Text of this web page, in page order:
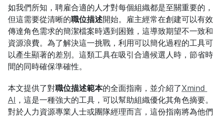
如我們所知，聘雇合適的人才對每個組織都是至關重要的，
但這需要從清晰的職位描述開始。雇主經常在創建可以有效
傳達角色需求的簡潔檔案時遇到困難，這導致期望不一致和
資源浪費。為了解決這一挑戰，利用可以簡化過程的工具可
以產生顯著的差別。這類工具在吸引合適候選人時，節省時
間的同時確保準確性。
本文提供了對職位描述範本的全面指南，並介紹了Xmind
AI ，這是一種強大的工具，可以幫助組織優化其角色摘要。
對於人力資源專業人士或團隊經理而言，這份指南將為他們